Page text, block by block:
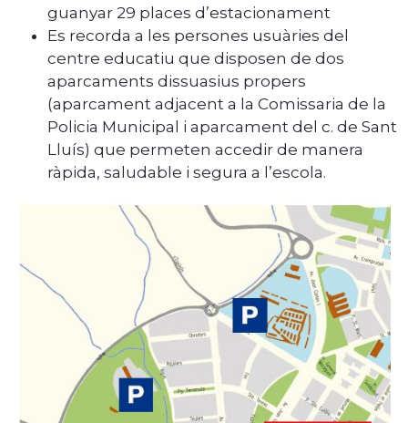
guanyar 29 places d’estacionament
Es recorda a les persones usuàries del
centre educatiu que disposen de dos
aparcaments dissuasius propers
(aparcament adjacent a la Comissaria de la
Policia Municipal i aparcament del c. de Sant
Lluís) que permeten accedir de manera
ràpida, saludable i segura a l’escola.